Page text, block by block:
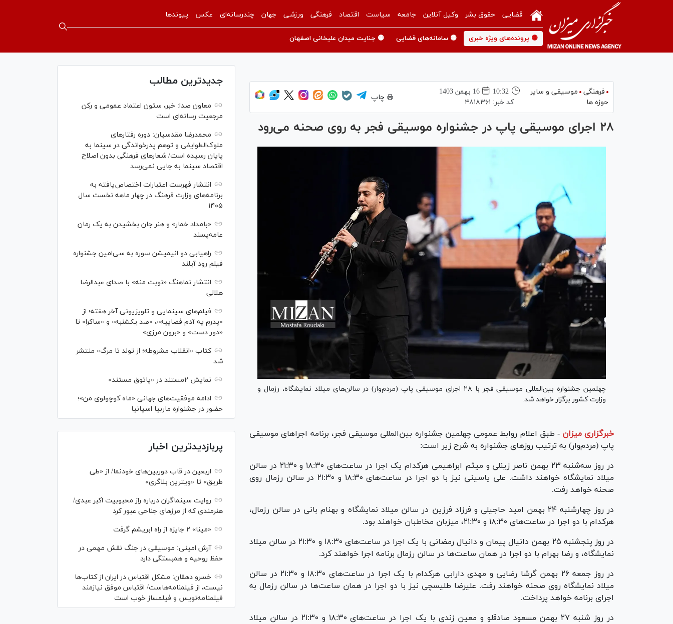
قضایی حقوق بشر وکیل آنلاین جامعه سیاست اقتصاد فرهنگی ورزشی جهان چندرسانه‌ای عکس پیوندها
🟡 پرونده‌های ویژه خبری 🟡 سامانه‌های قضایی 🟡 جنایت میدان علیخانی اصفهان
فرهنگی
موسیقی و سایر
حوزه ها
10:32
16 بهمن 1403
کد خبر: ۴۸۱۸۳۶۱
چاپ
۲۸ اجرای موسیقی پاپ در جشنواره موسیقی فجر به روی صحنه می‌رود
چهلمین جشنواره بین‌المللی موسیقی فجر با ۲۸ اجرای موسیقی پاپ (مردم‌وار) در سالن‌های میلاد نمایشگاه، رزمال و
وزارت کشور برگزار خواهد شد.
خبرگزاری میزان - طبق اعلام روابط عمومی چهلمین جشنواره بین‌المللی موسیقی فجر، برنامه اجرا‌های موسیقی
پاپ (مردم‌وار) به ترتیب روز‌های جشنواره به شرح زیر است:
در روز سه‌شنبه ۲۳ بهمن ناصر زینلی و میثم ابراهیمی هرکدام یک اجرا در ساعت‌های ۱۸:۳۰ و ۲۱:۳۰ در سالن
میلاد نمایشگاه خواهند داشت. علی یاسینی نیز با دو اجرا در ساعت‌های ۱۸:۳۰ و ۲۱:۳۰ در سالن رزمال روی
صحنه خواهد رفت.
در روز چهارشنبه ۲۴ بهمن امید حاجیلی و فرزاد فرزین در سالن میلاد نمایشگاه و بهنام بانی در سالن رزمال،
هرکدام با دو اجرا در ساعت‌های ۱۸:۳۰ و ۲۱:۳۰، میزبان مخاطبان خواهند بود.
در روز پنجشنبه ۲۵ بهمن دانیال پیمان و دانیال رمضانی با یک اجرا در ساعت‌های ۱۸:۳۰ و ۲۱:۳۰ در سالن میلاد
نمایشگاه، و رضا بهرام با دو اجرا در همان ساعت‌ها در سالن رزمال برنامه اجرا خواهند کرد.
در روز جمعه ۲۶ بهمن گرشا رضایی و مهدی دارابی هرکدام با یک اجرا در ساعت‌های ۱۸:۳۰ و ۲۱:۳۰ در سالن
میلاد نمایشگاه روی صحنه خواهند رفت. علیرضا طلیسچی نیز با دو اجرا در همان ساعت‌ها در سالن رزمال به
اجرای برنامه خواهد پرداخت.
در روز شنبه ۲۷ بهمن مسعود صادقلو و معین زندی با یک اجرا در ساعت‌های ۱۸:۳۰ و ۲۱:۳۰ در سالن میلاد
جدیدترین مطالب
معاون صدا: خبر، ستون اعتماد عمومی و رکن
مرجعیت رسانه‌ای است
محمدرضا مقدسیان: دوره رفتارهای
ملوک‌الطوایفی و توهم پدرخواندگی در سینما به
پایان رسیده است/ شعارهای فرهنگی بدون اصلاح
اقتصاد سینما به جایی نمی‌رسد
انتشار فهرست اعتبارات اختصاص‌یافته به
برنامه‌های وزارت فرهنگ در چهار ماهه نخست سال
۱۴۰۵
«بامداد خمار» و هنر جان بخشیدن به یک رمان
عامه‌پسند
راهیابی دو انیمیشن سوره به سی‌امین جشنواره
فیلم رود آیلند
انتشار نماهنگ «نوبت منه» با صدای عبدالرضا
هلالی
فیلم‌های سینمایی و تلویزیونی آخر هفته؛ از
«پدرم یه آدم فضاییه»، «صد یکشنبه» و «ساکرا» تا
«دور دست» و «برون مرزی»
کتاب «انقلاب مشروطه؛ از تولد تا مرگ» منتشر
شد
نمایش ۲مستند در «پاتوق مستند»
ادامه موفقیت‌های جهانی «ماه کوچولوی من»؛
حضور در جشنواره ماربیا اسپانیا
پربازدیدترین اخبار
اربعین در قاب دوربین‌های خودنما/ از «طی
طریق» تا «ویترین بلاگری»
روایت سینماگران درباره راز محبوبیت اکبر عبدی/
هنرمندی که از مرزهای جناحی عبور کرد
«مینا» ۲ جایزه از راه ابریشم گرفت
آرش امینی: موسیقی در جنگ نقش مهمی در
حفظ روحیه و همبستگی دارد
خسرو دهقان: مشکل اقتباس در ایران از کتاب‌ها
نیست، از فیلمنامه‌هاست/ اقتباس موفق نیازمند
فیلمنامه‌نویس و فیلمساز خوب است